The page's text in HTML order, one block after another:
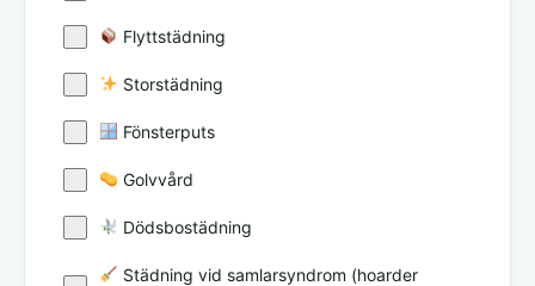
Flyttstädning
Storstädning
Fönsterputs
Golvvård
Dödsbostädning
Städning vid samlarsyndrom (hoarder